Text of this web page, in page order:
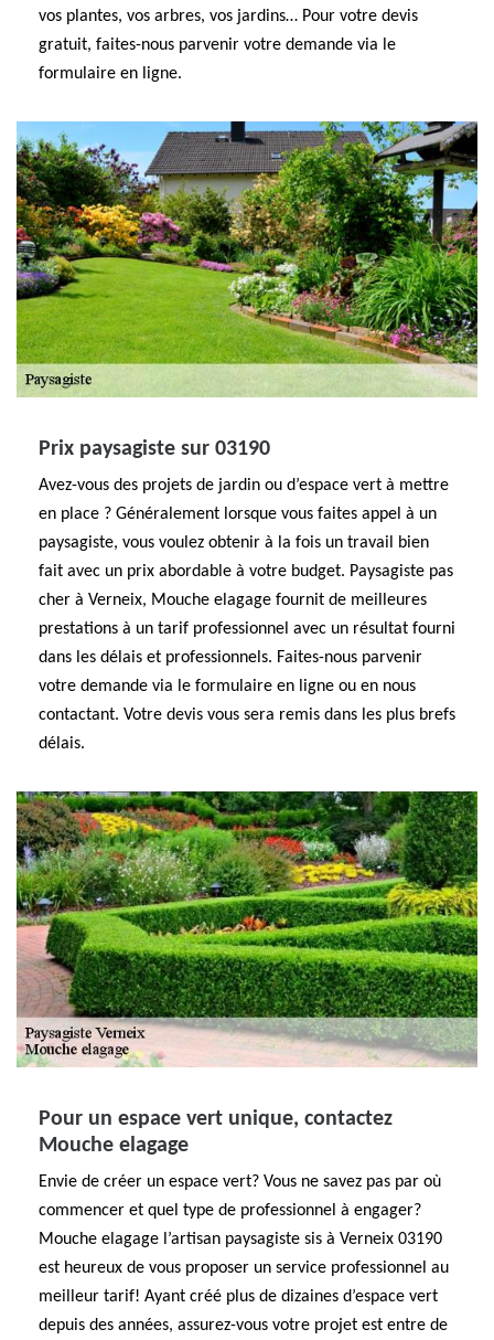
vos plantes, vos arbres, vos jardins… Pour votre devis
gratuit, faites-nous parvenir votre demande via le
formulaire en ligne.
Prix paysagiste sur 03190
Avez-vous des projets de jardin ou d’espace vert à mettre
en place ? Généralement lorsque vous faites appel à un
paysagiste, vous voulez obtenir à la fois un travail bien
fait avec un prix abordable à votre budget. Paysagiste pas
cher à Verneix, Mouche elagage fournit de meilleures
prestations à un tarif professionnel avec un résultat fourni
dans les délais et professionnels. Faites-nous parvenir
votre demande via le formulaire en ligne ou en nous
contactant. Votre devis vous sera remis dans les plus brefs
délais.
Pour un espace vert unique, contactez
Mouche elagage
Envie de créer un espace vert? Vous ne savez pas par où
commencer et quel type de professionnel à engager?
Mouche elagage l’artisan paysagiste sis à Verneix 03190
est heureux de vous proposer un service professionnel au
meilleur tarif! Ayant créé plus de dizaines d’espace vert
depuis des années, assurez-vous votre projet est entre de